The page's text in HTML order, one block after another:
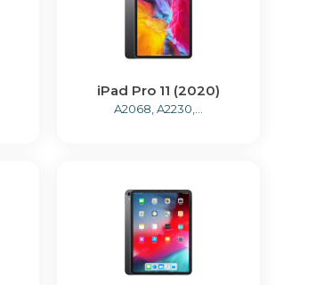
iPad Pro 11 (2020)
A2068, A2230,...